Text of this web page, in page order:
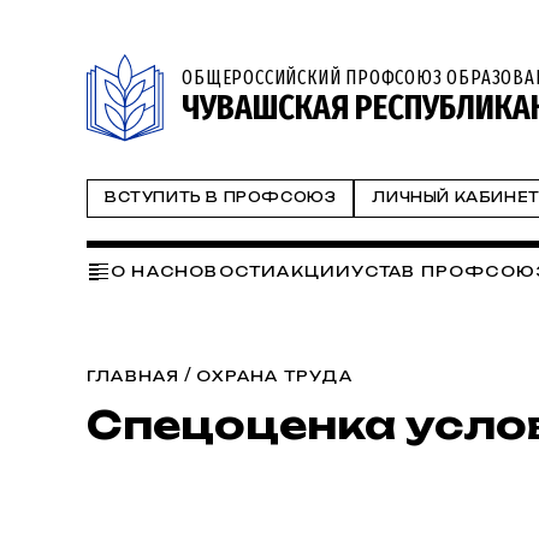
ОБЩЕРОССИЙСКИЙ ПРОФСОЮЗ
ЧУВАШСКАЯ
ВСТУПИТЬ В ПРОФСОЮЗ ЛИЧНЫЙ КАБИНЕТ
О НАСНОВОСТИАКЦИИУСТАВ
ИНФОРМАЦИОННАЯ РАБОТА
СТУДЕНЧЕСКИЙ КООРДИНАЦИОННЫЙ
ГЛАВНАЯ / ОХРАНА ТРУДА
Спецоценка